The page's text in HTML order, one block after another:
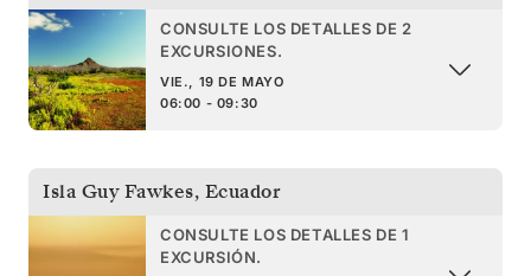
CONSULTE LOS DETALLES DE 2
EXCURSIONES.
VIE., 19 DE MAYO
06:00 - 09:30
Isla Guy Fawkes, Ecuador
CONSULTE LOS DETALLES DE 1
EXCURSIÓN.